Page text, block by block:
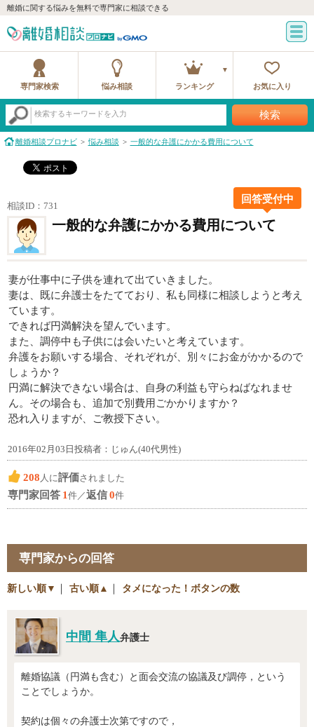
離婚に関する悩みを無料で専門家に相談できる
専門家検索 悩み相談 ランキング お気に入り
検索するキーワードを入力 検索
離婚相談プロナビ 悩み相談 一般的な弁護にかかる費用について
相談ID：731
回答受付中
一般的な弁護にかかる費用について
妻が仕事中に子供を連れて出ていきました。
妻は、既に弁護士をたてており、私も同様に相談しようと考え
ています。
できれば円満解決を望んでいます。
また、調停中も子供には会いたいと考えています。
弁護をお願いする場合、それぞれが、別々にお金がかかるので
しょうか？
円満に解決できない場合は、自身の利益も守らねばなれませ
ん。その場合も、追加で別費用ごかかりますか？
恐れ入りますが、ご教授下さい。
2016年02月03日投稿者：じゅん(40代男性)
208 人に評価されました
専門家回答 1件／返信0件
専門家からの回答
新しい順▼ ｜ 古い順▲ ｜ タメになった！ボタンの数
中間 隼人弁護士
離婚協議（円満も含む）と面会交流の協議及び調停，という
ことでしょうか。
契約は個々の弁護士次第ですので，